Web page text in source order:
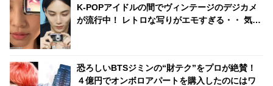
K-POPアイドルの間でヴィンテージのデジカメ
が流行中！ レトロな写りがエモすぎる・・ 気に
恐ろしいBTSジミンの“財テク”をプロが絶賛！
４億円でオンボロアパートを購入したのにはワ